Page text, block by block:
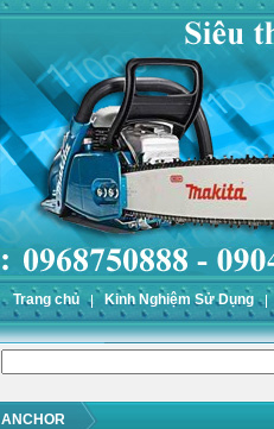
Trang chủ Kinh Nghiệm Sử Dụng
ANCHOR